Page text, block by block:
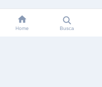
Home Busca